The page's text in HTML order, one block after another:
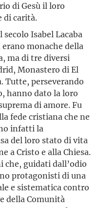
di Gesù il loro
di carità.
Isabel Lacaba
monache della
ma di tre diversi
Monastero di El
Tutte, perseverando
hanno dato la loro
di amore. Fu
fede cristiana che ne
infatti la
del loro stato di vita
a Cristo e alla Chiesa.
guidati dall’odio
protagonisti di una
e sistematica contro
della Comunità